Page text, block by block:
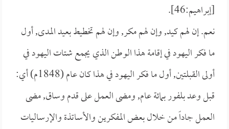
[إبراهيم:46].
نعم. إن لهم كيد, وإن لهم مكر, وإن لهم تخطيط بعيد المدى, أول
ما فكر اليهود في إقامة هذا الوطن الذي يجمع شتات اليهود في
أولى القبلتين, أول ما فكر اليهود في هذا كان عام (1848م) أي:
قبل وعد بلفور بمائة عام, ومضى العمل على قدم وساق, مضى
العمل جاداً من خلال بعض المفكرين والأساتذة والإرساليات